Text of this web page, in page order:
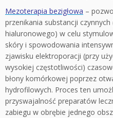
Mezoterapia bezigłowa –
przenikania substancji
hialuronowego) w celu
skóry i spowodowania
zjawisku elektroporacji (przy
wysokiej częstotliwości)
błony komórkowej poprzez
hydrofilowych. Proces ten
przyswajalność preparatów
zabiegu w obrębie jednego